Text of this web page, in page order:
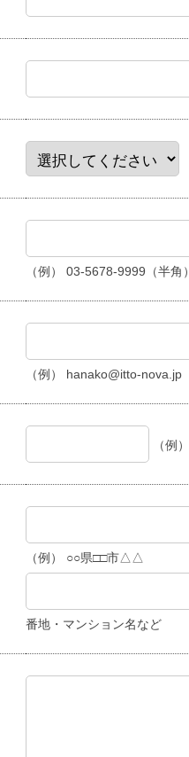
（例） 03-5678-9999（半角）
（例） hanako@itto-nova.jp
（例
（例） ○○県□□市△△
番地・マンション名など